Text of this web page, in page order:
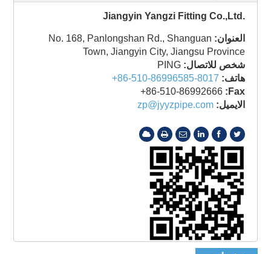
Jiangyin Yangzi Fitting Co.,Ltd.
العنوان: No. 168, Panlongshan Rd., Shanguan
Town, Jiangyin City, Jiangsu Province
شخص للاتصال: PING
هاتف: +86-510-86996585-8017
Fax:
+86-510-86992666
الايميل:zp@jyyzpipe.com